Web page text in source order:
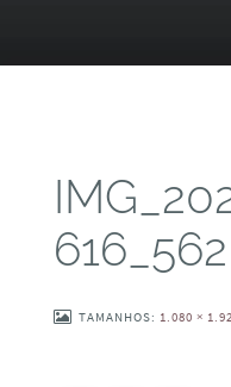
616_562
TAMANHOS: 1.080 ×